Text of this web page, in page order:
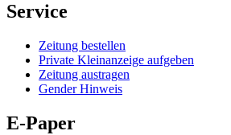
Service
Zeitung bestellen
Private Kleinanzeige aufgeben
Zeitung austragen
Gender Hinweis
E-Paper